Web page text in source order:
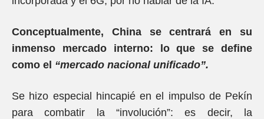
Conceptualmente, China se centrará en su
inmenso mercado interno: lo que se define
como el “mercado nacional unificado”.
Se hizo especial hincapié en el impulso de Pekín
para combatir la “involución”: es decir, la